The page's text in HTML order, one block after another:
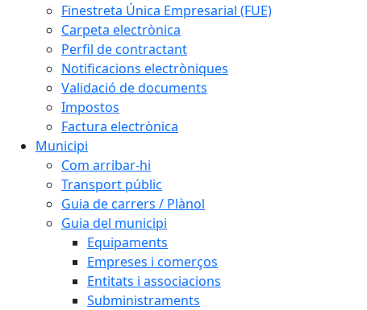
Finestreta Única Empresarial (FUE)
Carpeta electrònica
Perfil de contractant
Notificacions electròniques
Validació de documents
Impostos
Factura electrònica
Municipi
Com arribar-hi
Transport públic
Guia de carrers / Plànol
Guia del municipi
Equipaments
Empreses i comerços
Entitats i associacions
Subministraments